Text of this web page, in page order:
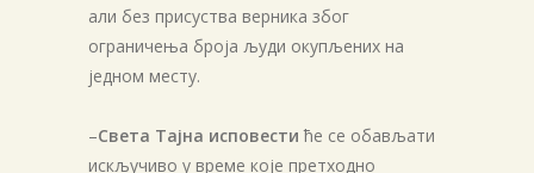
али без присуства верника због
ограничења броја људи окупљених на
једном месту.
–Света Тајна исповести ће се обављати
искључиво у време које претходно